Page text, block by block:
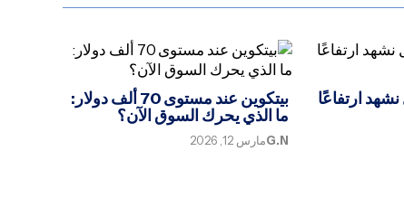
ارتفاعًا
بيتكوين عند مستوى 70 ألف دولار:
ما الذي يحرك السوق الآن؟
G.Nمارس 12, 2026